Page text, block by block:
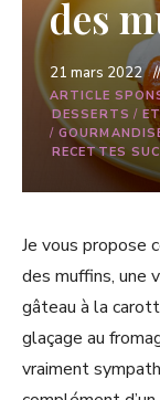
des
21 mars 2022
ARTICLE
DESSERTS /
/
RECETTES
Je vous propose
des muffins, une
gâteau à la
glaçage au
vraiment